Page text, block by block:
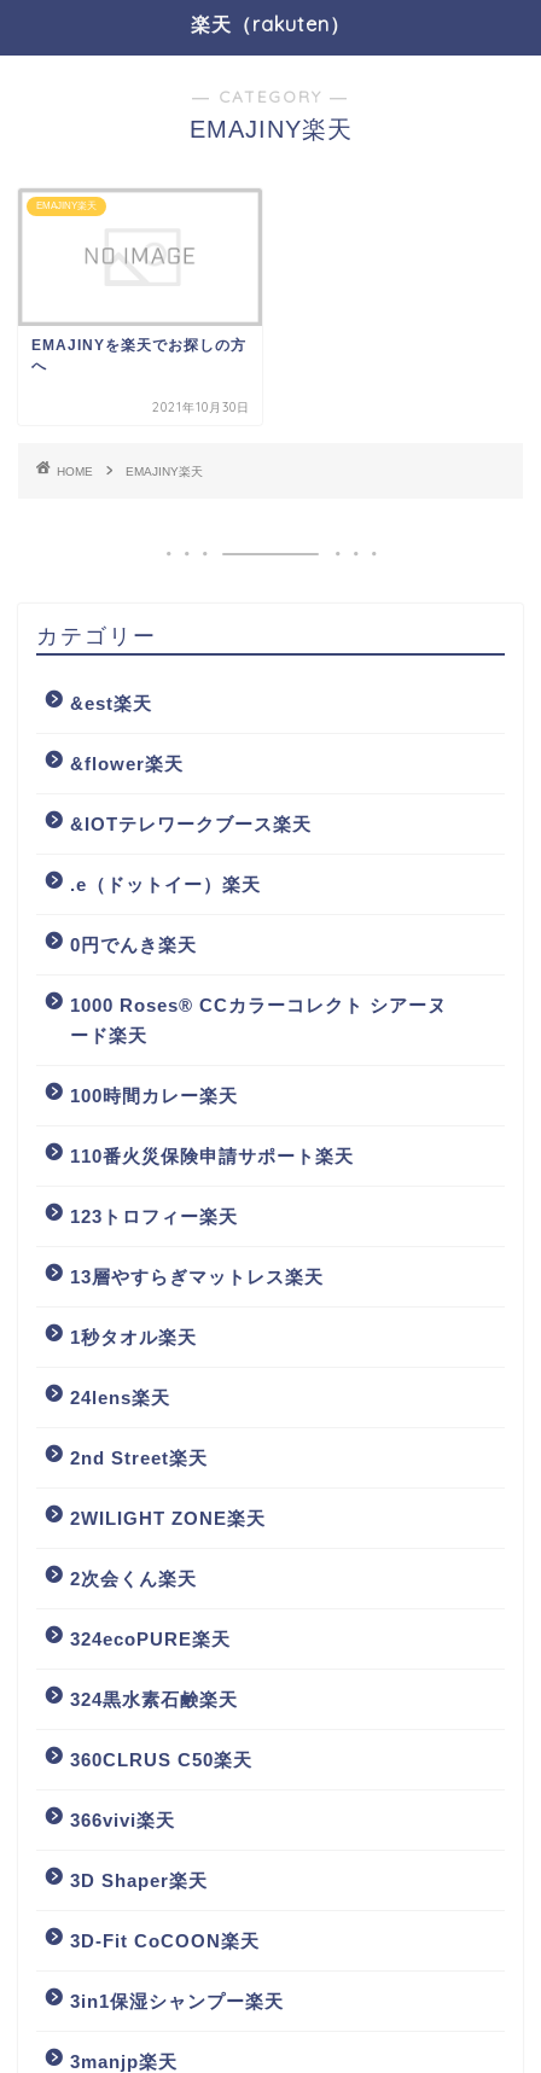
楽天（rakuten）
― CATEGORY ―
EMAJINY楽天
EMAJINY楽天
EMAJINYを楽天でお探しの方
へ
2021年10月30日
HOME EMAJINY楽天
カテゴリー
&est楽天
&flower楽天
&IOTテレワークブース楽天
.e（ドットイー）楽天
0円でんき楽天
1000 Roses® CCカラーコレクト シアーヌ
ード楽天
100時間カレー楽天
110番火災保険申請サポート楽天
123トロフィー楽天
13層やすらぎマットレス楽天
1秒タオル楽天
24lens楽天
2nd Street楽天
2WILIGHT ZONE楽天
2次会くん楽天
324ecoPURE楽天
324黒水素石鹸楽天
360CLRUS C50楽天
366vivi楽天
3D Shaper楽天
3D-Fit CoCOON楽天
3in1保湿シャンプー楽天
3manjp楽天